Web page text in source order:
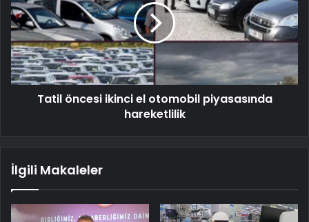
Tatil öncesi ikinci el otomobil piyasasında
hareketlilik
İlgili Makaleler